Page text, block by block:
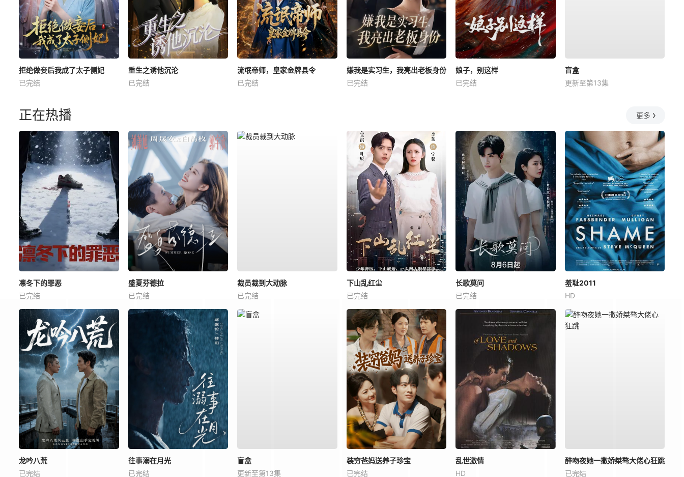
拒绝做妾后我成了太子侧妃
已完结
重生之诱他沉沦
已完结
流氓帝师，皇家金牌县令
已完结
嫌我是实习生，我亮出老板身份
已完结
娘子，别这样
已完结
盲盒
更新至第13集
正在热播 更多
凛冬下的罪恶
已完结
盛夏芬德拉
已完结
裁员裁到大动脉
已完结
下山乱红尘
已完结
长歌莫问
已完结
羞耻2011
HD
龙吟八荒
已完结
往事溺在月光
已完结
盲盒
更新至第13集
装穷爸妈送养子珍宝
已完结
乱世激情
HD
醉吻夜她一撒娇桀骜大佬心狂跳
已完结